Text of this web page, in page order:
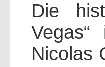
Die
Nicolas